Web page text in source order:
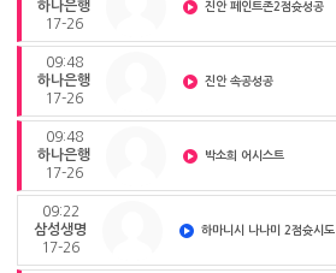
하나은행
17-26
진안 페인트존2점슛성공
09:48
하나은행
17-26
진안 속공성공
09:48
하나은행
17-26
박소희 어시스트
09:22
삼성생명
17-26
하마니시 나나미 2점슛시도